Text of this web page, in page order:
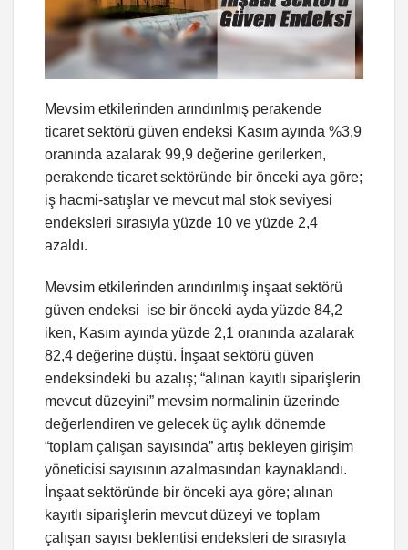
Mevsim etkilerinden arındırılmış perakende
ticaret sektörü güven endeksi Kasım ayında %3,9
oranında azalarak 99,9 değerine gerilerken,
perakende ticaret sektöründe bir önceki aya göre;
iş hacmi-satışlar ve mevcut mal stok seviyesi
endeksleri sırasıyla yüzde 10 ve yüzde 2,4
azaldı.
Mevsim etkilerinden arındırılmış inşaat sektörü
güven endeksi ise bir önceki ayda yüzde 84,2
iken, Kasım ayında yüzde 2,1 oranında azalarak
82,4 değerine düştü. İnşaat sektörü güven
endeksindeki bu azalış; “alınan kayıtlı siparişlerin
mevcut düzeyini” mevsim normalinin üzerinde
değerlendiren ve gelecek üç aylık dönemde
“toplam çalışan sayısında” artış bekleyen girişim
yöneticisi sayısının azalmasından kaynaklandı.
İnşaat sektöründe bir önceki aya göre; alınan
kayıtlı siparişlerin mevcut düzeyi ve toplam
çalışan sayısı beklentisi endeksleri de sırasıyla